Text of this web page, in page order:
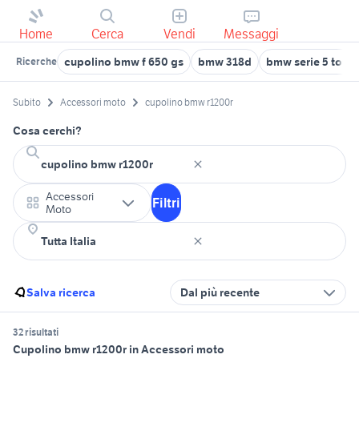
Home Cerca Vendi Messaggi
Ricerche cupolino bmw f 650 gs bmw 318d bmw serie 5
Subito Accessori moto cupolino bmw r1200r
Cosa cerchi?
Accessori
Moto
Filtri
Salva ricerca Dal più recente
32 risultati
Cupolino bmw r1200r in Accessori moto